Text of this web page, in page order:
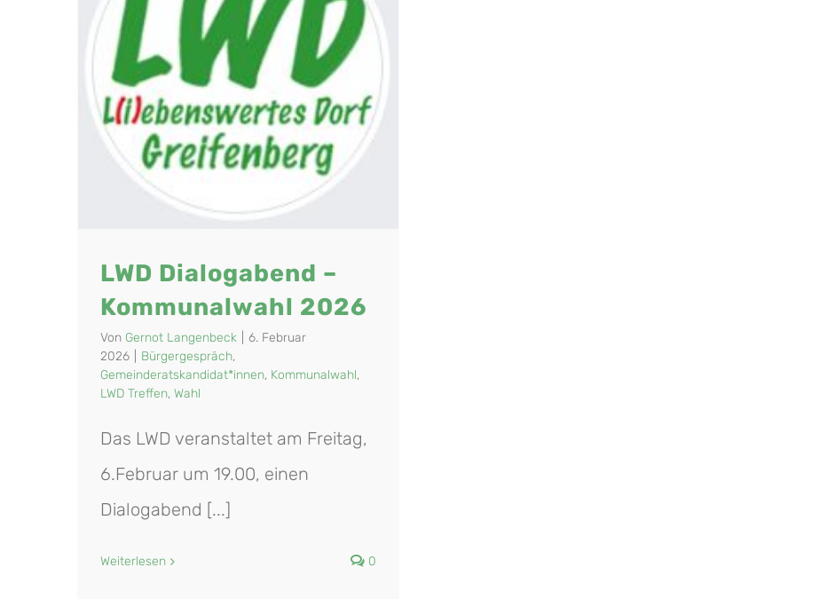
LWD Dialogabend –
Kommunalwahl 2026
Von Gernot Langenbeck
6. Februar
2026
Bürgergespräch,
Gemeinderatskandidat*innen, Kommunalwahl,
LWD Treffen, Wahl
Das LWD veranstaltet am Freitag,
6.Februar um 19.00, einen
Dialogabend [...]
Weiterlesen 0